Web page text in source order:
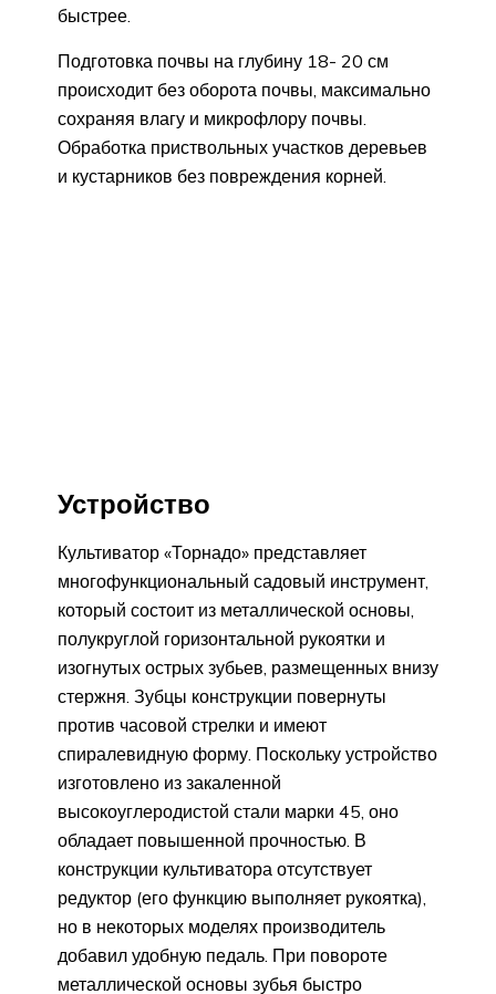
быстрее.
Подготовка почвы на глубину 18- 20 см
происходит без оборота почвы, максимально
сохраняя влагу и микрофлору почвы.
Обработка приствольных участков деревьев
и кустарников без повреждения корней.
Устройство
Культиватор «Торнадо» представляет
многофункциональный садовый инструмент,
который состоит из металлической основы,
полукруглой горизонтальной рукоятки и
изогнутых острых зубьев, размещенных внизу
стержня. Зубцы конструкции повернуты
против часовой стрелки и имеют
спиралевидную форму. Поскольку устройство
изготовлено из закаленной
высокоуглеродистой стали марки 45, оно
обладает повышенной прочностью. В
конструкции культиватора отсутствует
редуктор (его функцию выполняет рукоятка),
но в некоторых моделях производитель
добавил удобную педаль. При повороте
металлической основы зубья быстро